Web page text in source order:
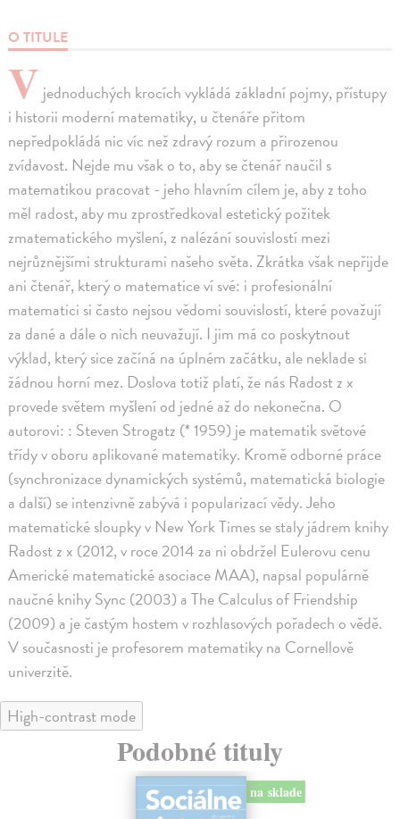
O TITULE
V jednoduchých krocích vykládá základní pojmy, přístupy
i historii moderní matematiky, u čtenáře přitom
nepředpokládá nic víc než zdravý rozum a přirozenou
zvídavost. Nejde mu však o to, aby se čtenář naučil s
matematikou pracovat - jeho hlavním cílem je, aby z toho
měl radost, aby mu zprostředkoval estetický požitek
zmatematického myšlení, z nalézání souvislostí mezi
nejrůznějšími strukturami našeho světa. Zkrátka však nepřijde
ani čtenář, který o matematice ví své: i profesionální
matematici si často nejsou vědomi souvislostí, které považují
za dané a dále o nich neuvažují. I jim má co poskytnout
výklad, který sice začíná na úplném začátku, ale neklade si
žádnou horní mez. Doslova totiž platí, že nás Radost z x
provede světem myšlení od jedné až do nekonečna. O
autorovi: : Steven Strogatz (* 1959) je matematik světové
třídy v oboru aplikované matematiky. Kromě odborné práce
(synchronizace dynamických systémů, matematická biologie
a další) se intenzivně zabývá i popularizací vědy. Jeho
matematické sloupky v New York Times se staly jádrem knihy
Radost z x (2012, v roce 2014 za ni obdržel Eulerovu cenu
Americké matematické asociace MAA), napsal populárně
naučné knihy Sync (2003) a The Calculus of Friendship
(2009) a je častým hostem v rozhlasových pořadech o vědě.
V současnosti je profesorem matematiky na Cornellově
univerzitě.
High-contrast mode
Podobné tituly
na sklade